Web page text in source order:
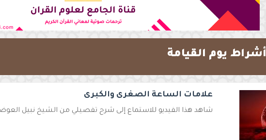
أشراط يوم القيامة
علامات الساعة الصغرى والكبرى
شاهد هذا الفيديو للاستماع إلى شرح تفصيلي من الشيخ نبيل